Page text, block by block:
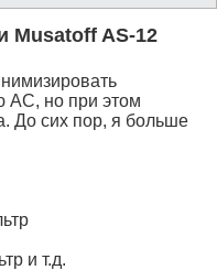
Musatoff AS-12
АС, но при этом
До сих пор, я больше
и т.д.